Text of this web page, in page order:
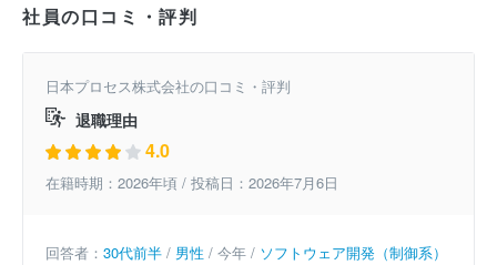
社員の口コミ・評判
日本プロセス株式会社の口コミ・評判
退職理由
4.0
在籍時期：2026年頃 / 投稿日：2026年7月6日
回答者： 30代前半 / 男性 / 今年 / ソフトウェア開発（制御系）